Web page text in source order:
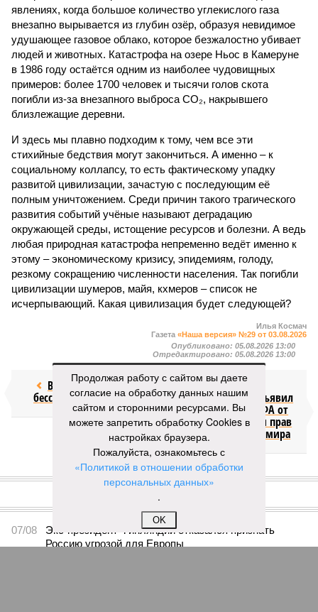
явлениях, когда большое количество углекислого газа
внезапно вырывается из глубин озёр, образуя невидимое
удушающее газовое облако, которое безжалостно убивает
людей и животных. Катастрофа на озере Ньос в Камеруне
в 1986 году остаётся одним из наиболее чудовищных
примеров: более 1700 человек и тысячи голов скота
погибли из-за внезапного выброса CO₂, накрывшего
близлежащие деревни.
И здесь мы плавно подходим к тому, чем все эти
стихийные бедствия могут закончиться. А именно – к
социальному коллапсу, то есть фактическому упадку
развитой цивилизации, зачастую с последующим её
полным уничтожением. Среди причин такого трагического
развития событий учёные называют деградацию
окружающей среды, истощение ресурсов и болезни. А ведь
любая природная катастрофа непременно ведёт именно к
этому – экономическому кризису, эпидемиям, голоду,
резкому сокращению численности населения. Так погибли
цивилизации шумеров, майя, кхмеров – список не
исчерпывающий. Какая цивилизация будет следующей?
Илья Космач
Газета «Наша версия» №29 от 03.08.2026
Опубликовано: 05.08.2026 13:00
Отредактировано: 05.08.2026 13:00
Возраст
бессмертия
Инфантино
отступил и объявил
об отказе ФИФА от
продажи доли прав
на чемпионат мира
КОММЕНТАРИИ 1
ПОСЛЕДНИЕ НОВОСТИ
07/08
Экс-президент Финляндии отказался признать
Россию угрозой для Европы
Продолжая работу с сайтом вы даете
согласие на обработку данных нашим
сайтом и сторонними ресурсами. Вы
можете запретить обработку Cookies в
настройках браузера.
Пожалуйста, ознакомьтесь с
«Политикой в отношении обработки
персональных данных»
.
OK